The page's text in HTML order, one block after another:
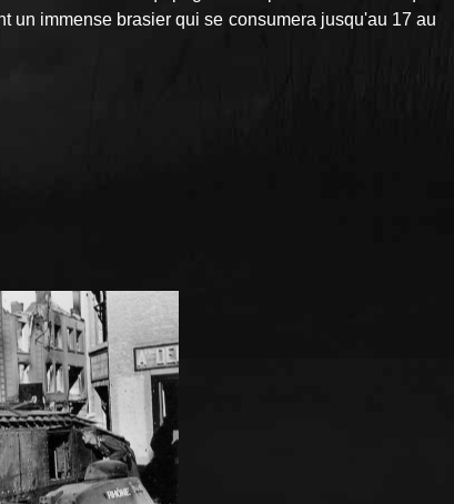
un immense brasier qui se consumera jusqu'au 17 au